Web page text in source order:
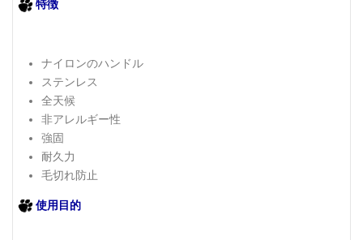
特徴
ナイロンのハンドル
ステンレス
全天候
非アレルギー性
強固
耐久力
毛切れ防止
使用目的